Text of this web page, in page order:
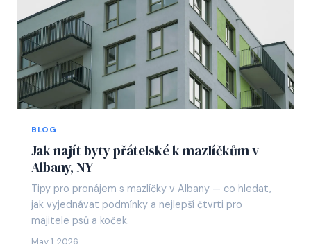
BLOG
Jak najít byty přátelské k mazlíčkům v
Albany, NY
Tipy pro pronájem s mazlíčky v Albany — co hledat,
jak vyjednávat podmínky a nejlepší čtvrti pro
majitele psů a koček.
May 1, 2026